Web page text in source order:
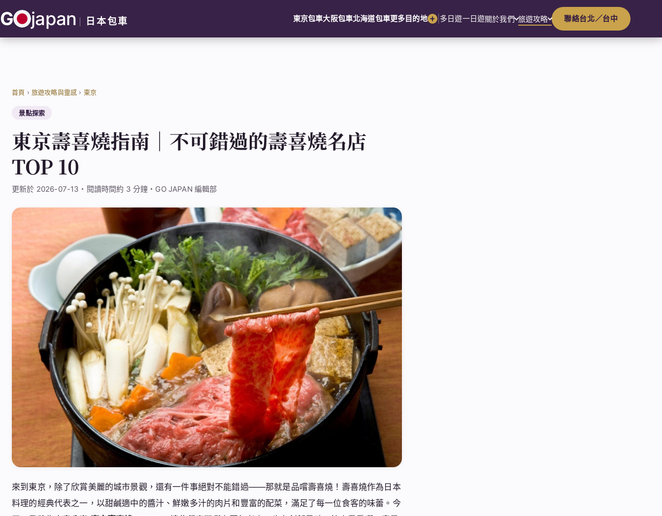
至
主
G japan 日本包車 東京包車大阪包車北海道包車更多目的地 | 多日遊一日遊關於我們 旅遊攻略 聯絡台北／台中
首頁 › 旅遊攻略與靈感 › 東京
景點探索
東京壽喜燒指南｜不可錯過的壽喜燒名店
TOP 10
更新於 2026-07-13・閱讀時間約 3 分鐘・GO JAPAN 編輯部
來到東京，除了欣賞美麗的城市景觀，還有一件事絕對不能錯過——那就是品嚐壽喜燒！壽喜燒作為日本
料理的經典代表之一，以甜鹹適中的醬汁、鮮嫩多汁的肉片和豐富的配菜，滿足了每一位食客的味蕾。今